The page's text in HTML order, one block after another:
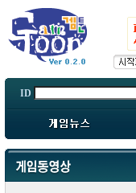
ID